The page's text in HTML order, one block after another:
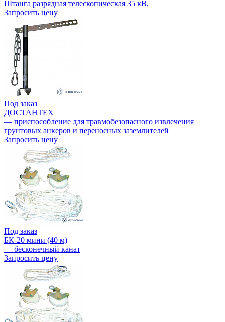
Штанга разрядная телескопическая 35 кВ,
Запросить цену
Под заказ
ДОСТАНТЕХ
— приспособление для травмобезопасного извлечения
грунтовых анкеров и переносных заземлителей
Запросить цену
Под заказ
БК-20 мини (40 м)
— бесконечный канат
Запросить цену